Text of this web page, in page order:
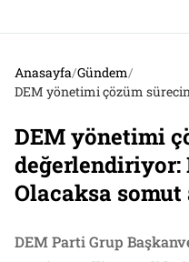
Anasayfa/Gündem/
DEM yönetimi
Olacaksa somut
DEM Parti Grup